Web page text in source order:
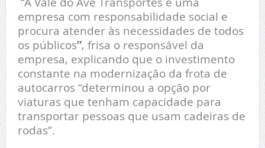
empresa com responsabilidade social e
procura atender às necessidades de todos
os públicos”, frisa o responsável da
empresa, explicando que o investimento
constante na modernização da frota de
autocarros “determinou a opção por
viaturas que tenham capacidade para
transportar pessoas que usam cadeiras de
rodas”.